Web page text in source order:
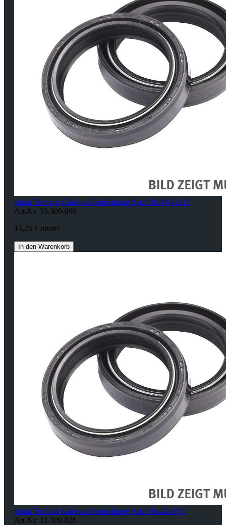
alpha Technik Gabelwellendichtring Satz 30x39/43x12
Art-Nr. 33-309-090
15,26 € brutto
In den Warenkorb
alpha Technik Gabelwellendichtring Satz 30x42x10,5
Art-Nr. 33-309-026